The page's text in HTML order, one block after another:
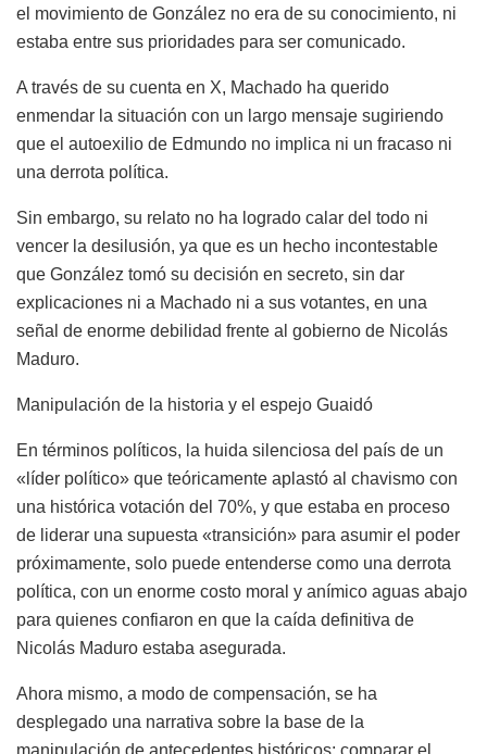
el movimiento de González no era de su conocimiento, ni
estaba entre sus prioridades para ser comunicado.
A través de su cuenta en X, Machado ha querido
enmendar la situación con un largo mensaje sugiriendo
que el autoexilio de Edmundo no implica ni un fracaso ni
una derrota política.
Sin embargo, su relato no ha logrado calar del todo ni
vencer la desilusión, ya que es un hecho incontestable
que González tomó su decisión en secreto, sin dar
explicaciones ni a Machado ni a sus votantes, en una
señal de enorme debilidad frente al gobierno de Nicolás
Maduro.
Manipulación de la historia y el espejo Guaidó
En términos políticos, la huida silenciosa del país de un
«líder político» que teóricamente aplastó al chavismo con
una histórica votación del 70%, y que estaba en proceso
de liderar una supuesta «transición» para asumir el poder
próximamente, solo puede entenderse como una derrota
política, con un enorme costo moral y anímico aguas abajo
para quienes confiaron en que la caída definitiva de
Nicolás Maduro estaba asegurada.
Ahora mismo, a modo de compensación, se ha
desplegado una narrativa sobre la base de la
manipulación de antecedentes históricos: comparar el